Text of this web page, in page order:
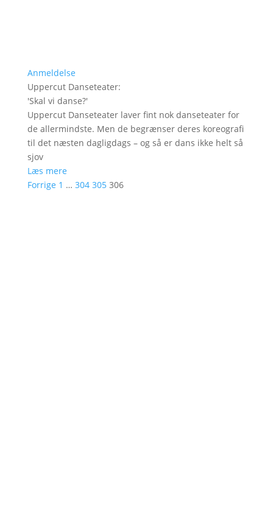
Anmeldelse
Uppercut Danseteater:
'Skal vi danse?'
Uppercut Danseteater laver fint nok danseteater for
de allermindste. Men de begrænser deres koreografi
til det næsten dagligdags – og så er dans ikke helt så
sjov
Læs mere
Forrige 1 … 304 305 306